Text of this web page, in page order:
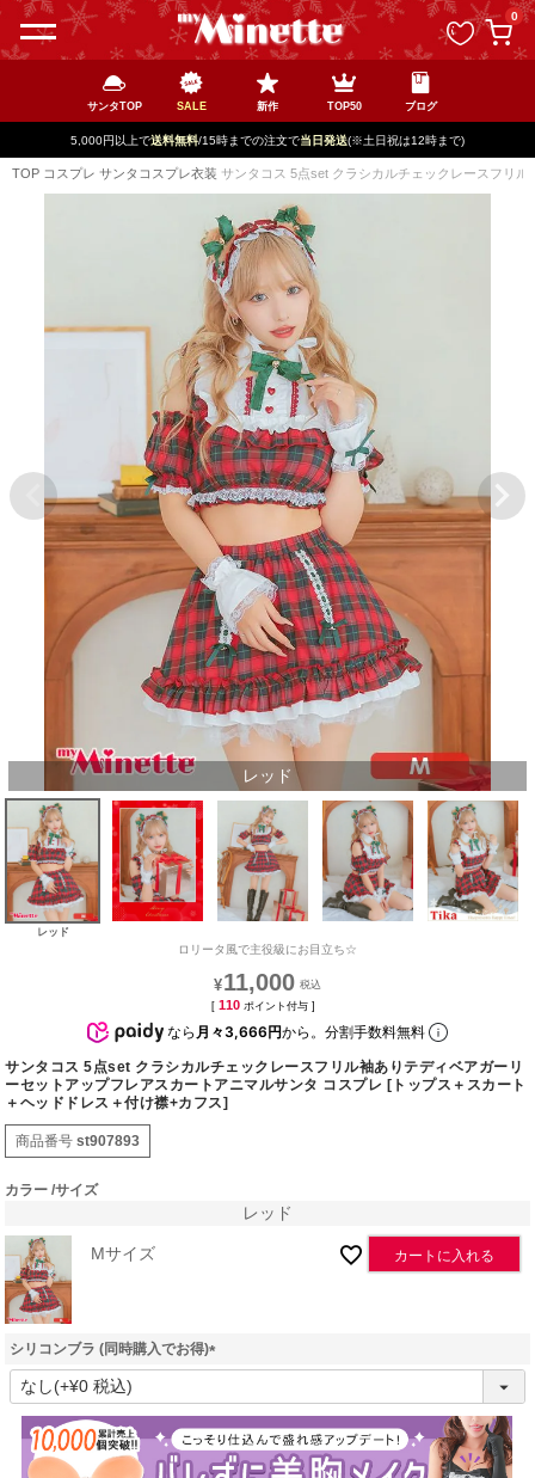
0
サンタTOP SALE 新作 TOP50 ブログ
5,000円以上で送料無料/15時までの注文で当日発送(※土日祝は12時まで)
TOP コスプレ サンタコスプレ衣装 サンタコス 5点set クラシカルチェックレースフリ
レッド
レッド
ロリータ風で主役級にお目立ち☆
¥11,000
[ 110 ポイント付与 ]
なら 月々3,666円から。分割手数料無料
サンタコス 5点set クラシカルチェックレースフリル袖ありテディベアガーリ
ーセットアップフレアスカートアニマルサンタ コスプレ [トップス＋スカート
＋ヘッドドレス＋付け襟+カフス]
商品番号 st907893
カラー サイズ
レッド
Mサイズ カートに入れる
シリコンブラ (同時購入でお得)
(
須
)
ペー
ジト
ップ